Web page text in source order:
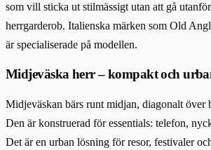
som vill sticka ut stilmässigt utan att gå
herrgarderob. Italienska märken som Old
är specialiserade på modellen.
Midjeväska herr – kompakt och
Midjeväskan bärs runt midjan, diagonalt över
Den är konstruerad för essentials: telefon,
Det är en urban lösning för resor, festivaler